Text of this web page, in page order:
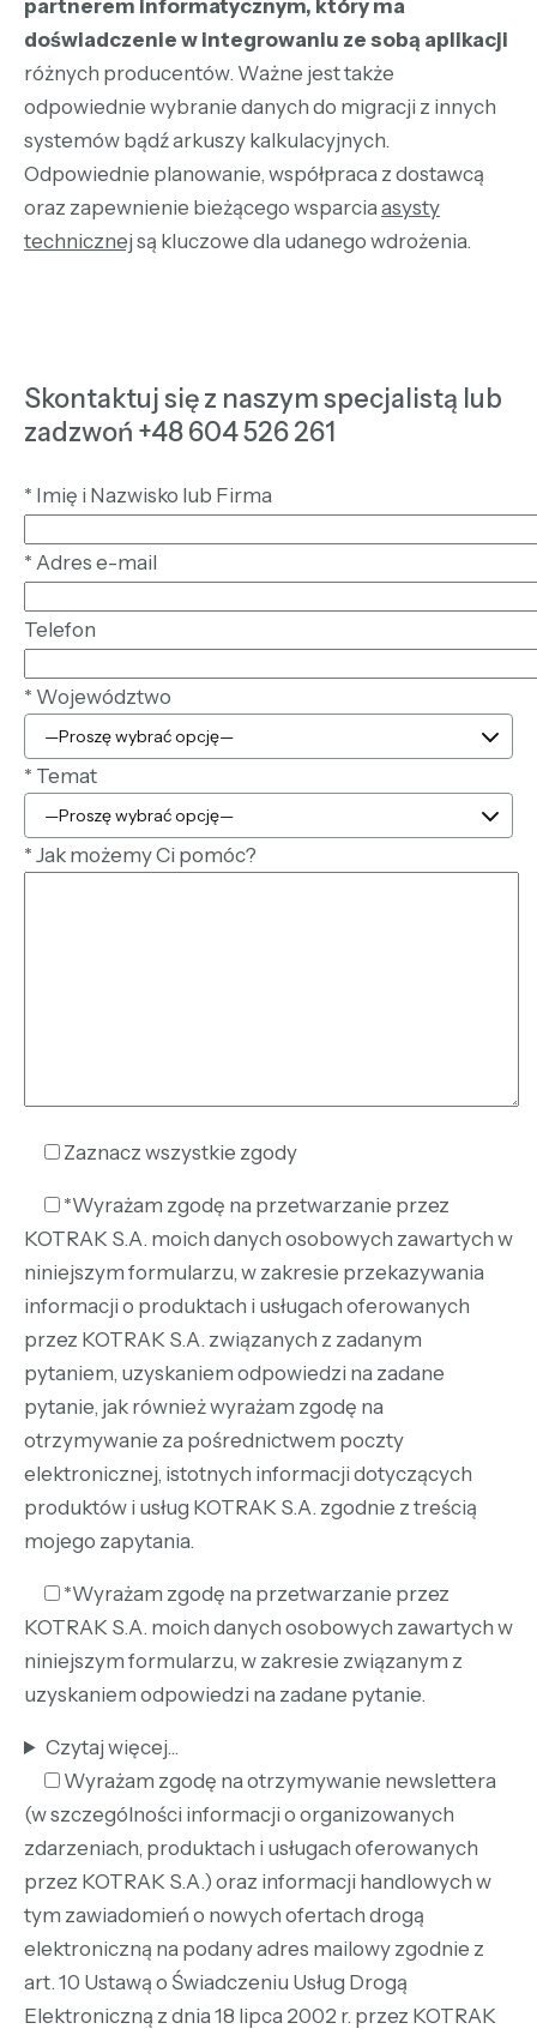
partnerem informatycznym, który ma
doświadczenie w integrowaniu ze sobą aplikacji
różnych producentów. Ważne jest także
odpowiednie wybranie danych do migracji z innych
systemów bądź arkuszy kalkulacyjnych.
Odpowiednie planowanie, współpraca z dostawcą
oraz zapewnienie bieżącego wsparciaasysty
technicznej są kluczowe dla udanego wdrożenia.
Skontaktuj się z naszym specjalistą lub
zadzwoń +48 604 526 261
* Imię i Nazwisko lub Firma
* Adres e-mail
Telefon
* Województwo
* Temat
* Jak możemy Ci pomóc?
Zaznacz wszystkie zgody
*Wyrażam zgodę na przetwarzanie przez
KOTRAK S.A. moich danych osobowych zawartych w
niniejszym formularzu, w zakresie przekazywania
informacji o produktach i usługach oferowanych
przez KOTRAK S.A. związanych z zadanym
pytaniem, uzyskaniem odpowiedzi na zadane
pytanie, jak również wyrażam zgodę na
otrzymywanie za pośrednictwem poczty
elektronicznej, istotnych informacji dotyczących
produktów i usług KOTRAK S.A. zgodnie z treścią
mojego zapytania.
*Wyrażam zgodę na przetwarzanie przez
KOTRAK S.A. moich danych osobowych zawartych w
niniejszym formularzu, w zakresie związanym z
uzyskaniem odpowiedzi na zadane pytanie.
Czytaj więcej...
Wyrażam zgodę na otrzymywanie newslettera
(w szczególności informacji o organizowanych
zdarzeniach, produktach i usługach oferowanych
przez KOTRAK S.A.) oraz informacji handlowych w
tym zawiadomień o nowych ofertach drogą
elektroniczną na podany adres mailowy zgodnie z
art. 10 Ustawą o Świadczeniu Usług Drogą
Elektroniczną z dnia 18 lipca 2002 r. przez KOTRAK